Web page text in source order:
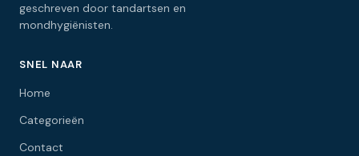
geschreven door tandartsen en
mondhygiënisten.
SNEL NAAR
Home
Categorieën
Contact